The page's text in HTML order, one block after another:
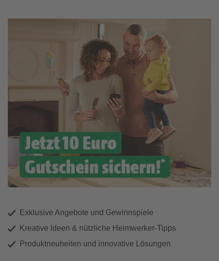
Exklusive Angebote und Gewinnspiele
Kreative Ideen & nützliche Heimwerker-Tipps
Produktneuheiten und innovative Lösungen